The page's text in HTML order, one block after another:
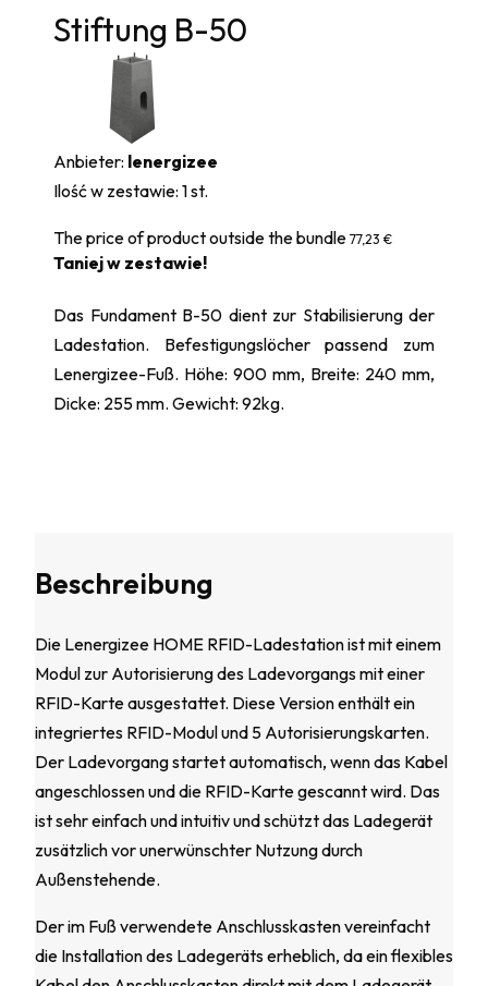
Stiftung B-50
Anbieter: lenergizee
Ilość w zestawie: 1st.
The price of product outside the bundle 77,23 €
Taniej w zestawie!
Das Fundament B-50 dient zur Stabilisierung der
Ladestation. Befestigungslöcher passend zum
Lenergizee-Fuß. Höhe: 900 mm, Breite: 240 mm,
Dicke: 255 mm. Gewicht: 92kg.
Beschreibung
Die Lenergizee HOME RFID-Ladestation ist mit einem
Modul zur Autorisierung des Ladevorgangs mit einer
RFID-Karte ausgestattet. Diese Version enthält ein
integriertes RFID-Modul und 5 Autorisierungskarten.
Der Ladevorgang startet automatisch, wenn das Kabel
angeschlossen und die RFID-Karte gescannt wird. Das
ist sehr einfach und intuitiv und schützt das Ladegerät
zusätzlich vor unerwünschter Nutzung durch
Außenstehende.
Der im Fuß verwendete Anschlusskasten vereinfacht
die Installation des Ladegeräts erheblich, da ein flexibles